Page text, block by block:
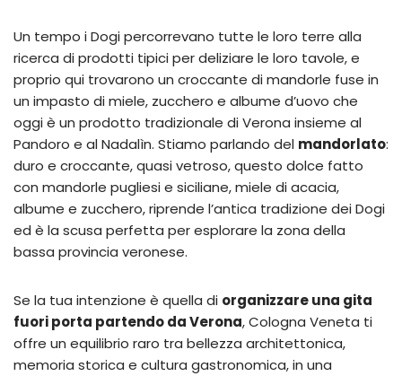
Un tempo i Dogi percorrevano tutte le loro terre alla
ricerca di prodotti tipici per deliziare le loro tavole, e
proprio qui trovarono un croccante di mandorle fuse in
un impasto di miele, zucchero e albume d’uovo che
oggi è un prodotto tradizionale di Verona insieme al
Pandoro e al Nadalìn. Stiamo parlando del mandorlato:
duro e croccante, quasi vetroso, questo dolce fatto
con mandorle pugliesi e siciliane, miele di acacia,
albume e zucchero, riprende l’antica tradizione dei Dogi
ed è la scusa perfetta per esplorare la zona della
bassa provincia veronese.
Se la tua intenzione è quella di organizzare una gita
fuori porta partendo da Verona, Cologna Veneta ti
offre un equilibrio raro tra bellezza architettonica,
memoria storica e cultura gastronomica, in una